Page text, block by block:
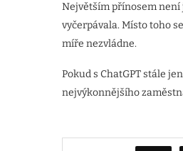
Největším přínosem není
vyčerpávala. Místo toho
míře nezvládne.
Pokud s ChatGPT stále
nejvýkonnějšího